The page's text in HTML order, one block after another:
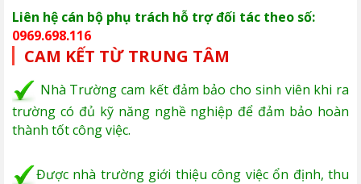
Liên hệ cán bộ phụ trách hỗ trợ đối tác theo số:
0969.698.116
CAM KẾT TỪ TRUNG TÂM
Nhà Trường cam kết đảm bảo cho sinh viên khi ra
trường có đủ kỹ năng nghề nghiệp để đảm bảo hoàn
thành tốt công việc.
Được nhà trường giới thiệu công việc ổn định, thu